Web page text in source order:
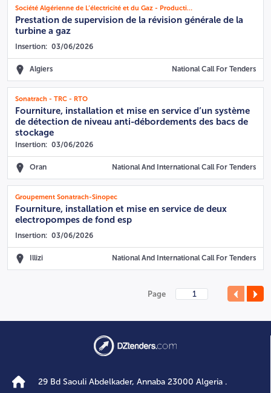
Société Algérienne de L’électricité et du Gaz - Production de l'Electricité Direction Région Production Alger - Unité de Hamma
Prestation de supervision de la révision générale de la
turbine a gaz
Insertion: 03/06/2026
Algiers National Call For Tenders
Sonatrach - TRC - RTO
Fourniture, installation et mise en service d’un système
de détection de niveau anti-débordements des bacs de
stockage
Insertion: 03/06/2026
Oran National And International Call For Tenders
Groupement Sonatrach-Sinopec
Fourniture, installation et mise en service de deux
electropompes de fond esp
Insertion: 03/06/2026
Illizi National And International Call For Tenders
Page
29 Bd Saouli Abdelkader, Annaba 23000 Algeria .